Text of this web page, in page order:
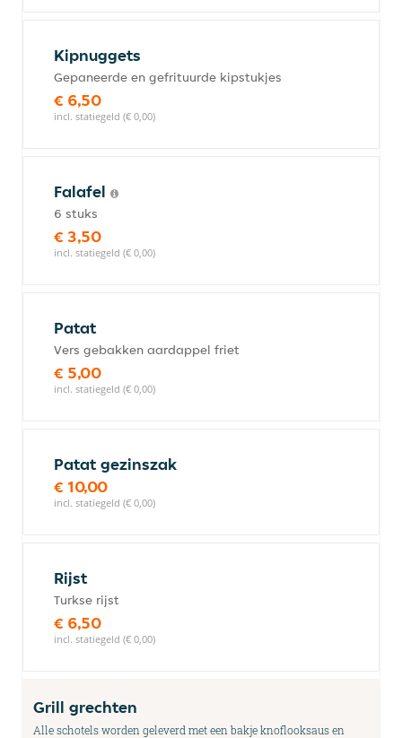
Kipnuggets
Gepaneerde en gefrituurde kipstukjes
€ 6,50
incl. statiegeld (€ 0,00)
Falafel
6 stuks
€ 3,50
incl. statiegeld (€ 0,00)
Patat
Vers gebakken aardappel friet
€ 5,00
incl. statiegeld (€ 0,00)
Patat gezinszak
€ 10,00
incl. statiegeld (€ 0,00)
Rijst
Turkse rijst
€ 6,50
incl. statiegeld (€ 0,00)
Grill grechten
Alle schotels worden geleverd met een bakje knoflooksaus en